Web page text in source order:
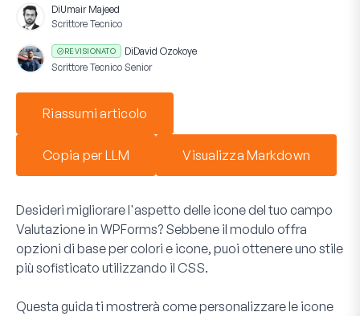
DiUmair Majeed
Scrittore Tecnico
REVISIONATO DiDavid Ozokoye
Scrittore Tecnico Senior
Riassumi articolo
Copia per LLM Visualizza Markdown
Desideri migliorare l'aspetto delle icone del tuo campo
Valutazione in WPForms? Sebbene il modulo offra
opzioni di base per colori e icone, puoi ottenere uno stile
più sofisticato utilizzando il CSS.
Questa guida ti mostrerà come personalizzare le icone